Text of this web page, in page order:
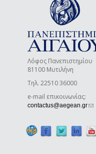
Λόφος Πανεπιστημίου
81100 Μυτιλήνη
Τηλ. 22510 36000
e-mail επικοινωνίας:
contactus@aegean.gr